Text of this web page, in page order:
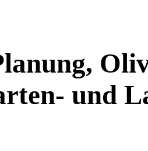
und